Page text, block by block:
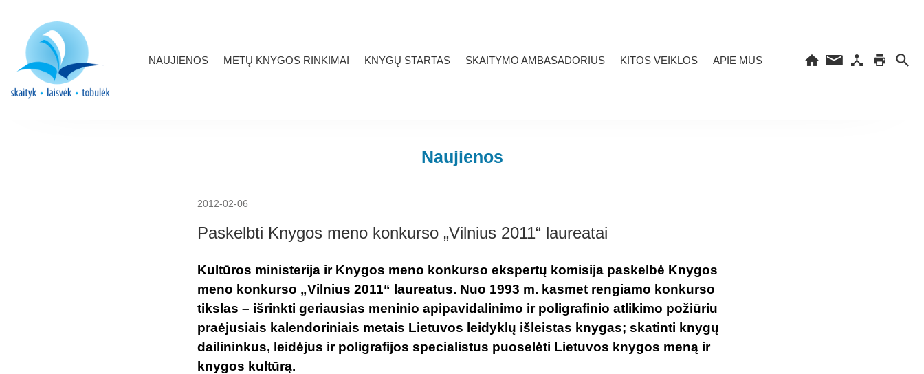
NAUJIENOS METŲ KNYGOS RINKIMAI KNYGŲ STARTAS SKAITYMO AMBASADORIUS KITOS VEIKLOS APIE MUS
Naujienos
2012-02-06
Paskelbti Knygos meno konkurso „Vilnius 2011“ laureatai
Kultūros ministerija ir Knygos meno konkurso ekspertų komisija paskelbė Knygos
meno konkurso „Vilnius 2011“ laureatus. Nuo 1993 m. kasmet rengiamo konkurso
tikslas – išrinkti geriausias meninio apipavidalinimo ir poligrafinio atlikimo požiūriu
praėjusiais kalendoriniais metais Lietuvos leidyklų išleistas knygas; skatinti knygų
dailininkus, leidėjus ir poligrafijos specialistus puoselėti Lietuvos knygos meną ir
knygos kultūrą.